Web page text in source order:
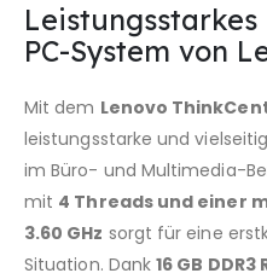
PC-System von
Mit dem Lenovo
leistungsstarke und
im Büro- und Multimedia-
mit 4 Threads und einer
3.60 GHz sorgt für eine
Situation. Dank16 GB DDR3